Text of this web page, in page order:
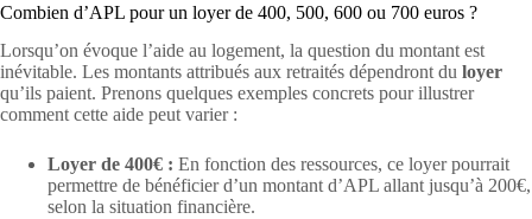
Combien d’APL pour un loyer de 400, 500, 600 ou 700 euros ?
Lorsqu’on évoque l’aide au logement, la question du montant est
inévitable. Les montants attribués aux retraités dépendront du loyer
qu’ils paient. Prenons quelques exemples concrets pour illustrer
comment cette aide peut varier :
Loyer de 400€ : En fonction des ressources, ce loyer pourrait
permettre de bénéficier d’un montant d’APL allant jusqu’à 200€,
selon la situation financière.